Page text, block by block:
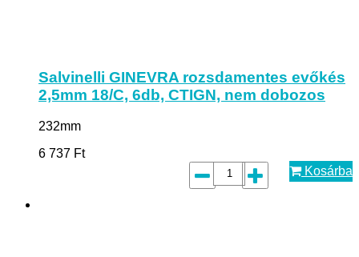
Salvinelli GINEVRA rozsdamentes evőkés
2,5mm 18/C, 6db, CTIGN, nem dobozos
232mm
6 737 Ft
Kosárba